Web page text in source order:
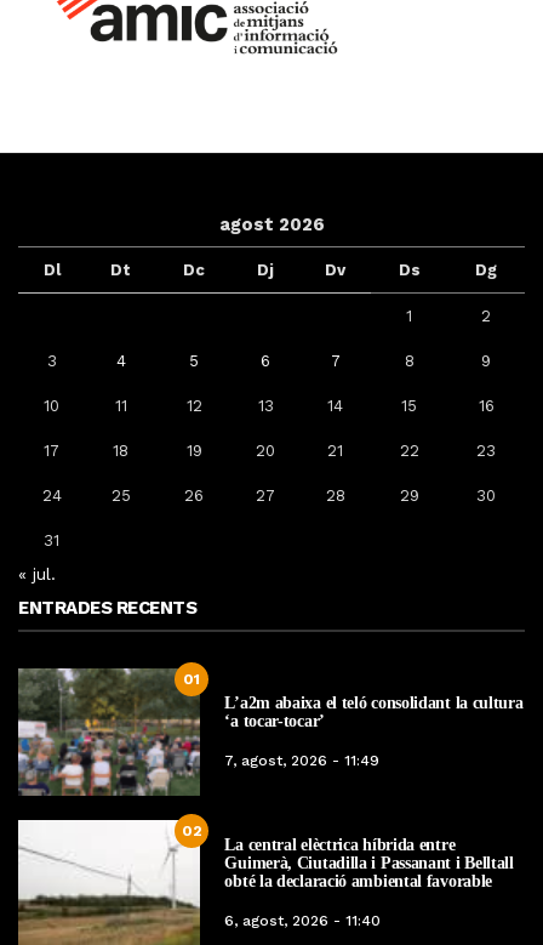
agost 2026
Dl Dt Dc Dj Dv Ds Dg
1 2
3 4 5 6 7 8 9
10 11 12 13 14 15 16
17 18 19 20 21 22 23
24 25 26 27 28 29 30
31
« jul.
ENTRADES RECENTS
01
L’a2m abaixa el teló consolidant la cultura
‘a tocar-tocar’
7, agost, 2026 - 11:49
02
La central elèctrica híbrida entre
Guimerà, Ciutadilla i Passanant i Belltall
obté la declaració ambiental favorable
6, agost, 2026 - 11:40